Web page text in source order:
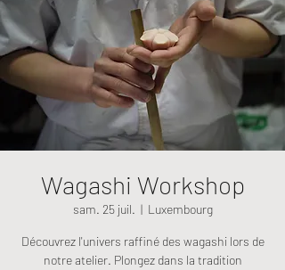
Wagashi Workshop
sam. 25 juil.
  |
Luxembourg
Découvrez l'univers raffiné des wagashi lors de
notre atelier. Plongez dans la tradition